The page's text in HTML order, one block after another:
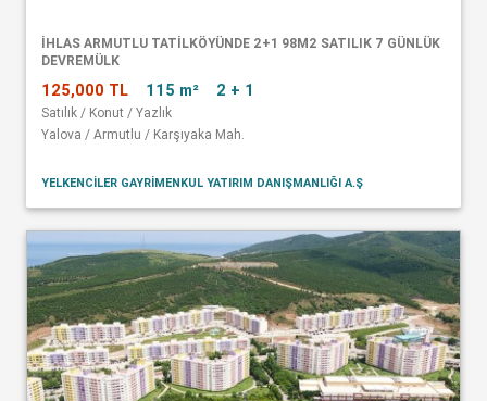
İHLAS ARMUTLU TATİLKÖYÜNDE 2+1 98M2 SATILIK 7 GÜNLÜK
DEVREMÜLK
125,000 TL 115 m² 2 + 1
Satılık / Konut / Yazlık
Yalova / Armutlu / Karşıyaka Mah.
YELKENCİLER GAYRİMENKUL YATIRIM DANIŞMANLIĞI A.Ş